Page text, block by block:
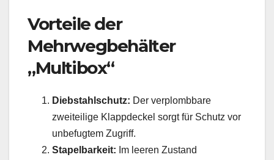
Vorteile der
Mehrwegbehälter
„Multibox“
Diebstahlschutz: Der verplombbare
zweiteilige Klappdeckel sorgt für Schutz vor
unbefugtem Zugriff.
Stapelbarkeit: Im leeren Zustand